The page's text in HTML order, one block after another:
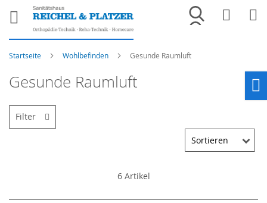
Merkliste
Startseite Wohlbefinden Gesunde Raumluft
Gesunde Raumluft
6Artikel
Filter